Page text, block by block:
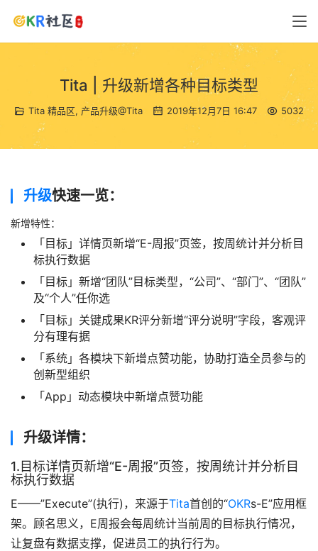
Tita | 升级新增各种目标类型
Tita 精品区, 产品升级@Tita 2019年12月7日 16:47 5032
升级快速一览：
新增特性：
「目标」详情页新增“E-周报”页签，按周统计并分析目
标执行数据
「目标」新增“团队”目标类型，“公司”、“部门”、“团队”
及“个人”任你选
「目标」关键成果KR评分新增“评分说明”字段，客观评
分有理有据
「系统」各模块下新增点赞功能，协助打造全员参与的
创新型组织
「App」动态模块中新增点赞功能
升级详情：
1.目标详情页新增“E-周报”页签，按周统计并分析目
标执行数据
E——”Execute”(执行)，来源于Tita首创的“OKRs-E”应用框
架。顾名思义，E周报会每周统计当前周的目标执行情况，
让复盘有数据支撑，促进员工的执行行为。